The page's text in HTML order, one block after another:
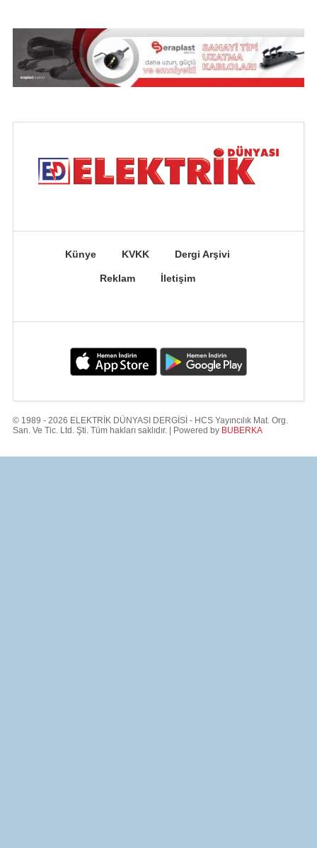
Künye KVKK Dergi Arşivi
Reklam İletişim
© 1989 - 2026 ELEKTRİK DÜNYASI DERGİSİ - HCS Yayıncılık Mat. Org.
San. Ve Tic. Ltd. Şti. Tüm hakları saklıdır. | Powered by BUBERKA